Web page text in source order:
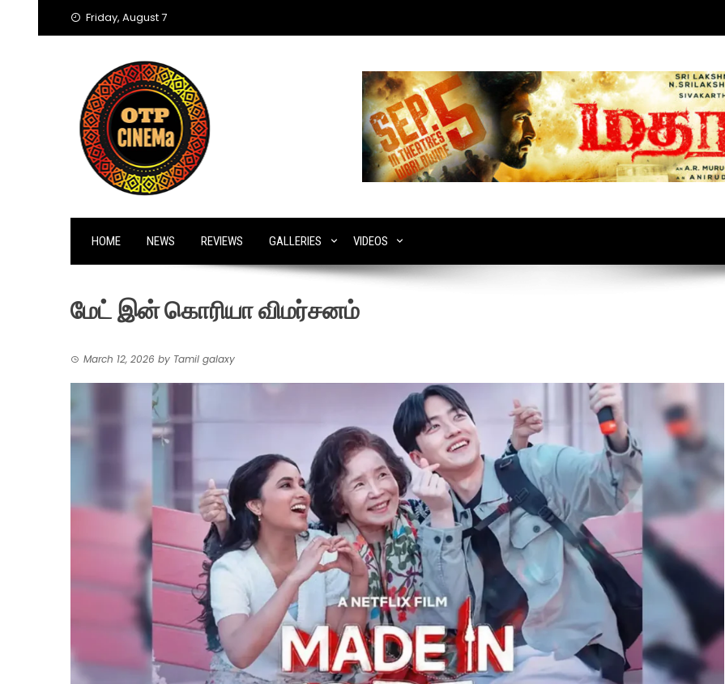
Friday, August 7
HOME NEWS REVIEWS GALLERIES VIDEOS
மேட் இன் கொரியா விமர்சனம்
March 12, 2026 by Tamil galaxy